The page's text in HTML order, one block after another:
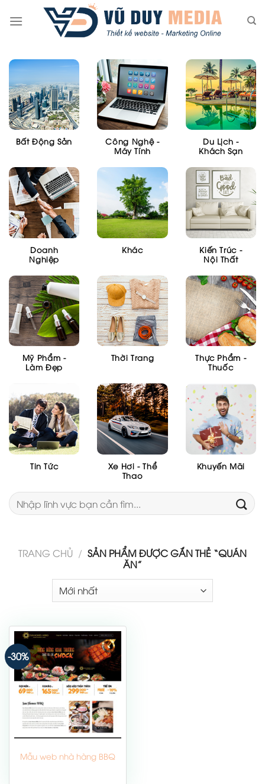
Bất Động Sản
Công Nghệ -
Máy Tính
Du Lịch -
Khách Sạn
Doanh
Nghiệp
Khác
Kiến Trúc -
Nội Thất
Mỹ Phẩm -
Làm Đẹp
Thời Trang
Thực Phẩm -
Thuốc
Tin Tức
Xe Hơi - Thể
Thao
Khuyến Mãi
Tìm
kiếm:
TRANG CHỦ / SẢN PHẨM ĐƯỢC GẮN THẺ “QUÁN
ĂN”
-30%
Mẫu web nhà hàng BBQ